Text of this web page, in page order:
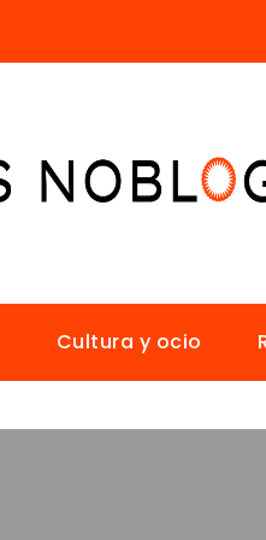
Cultura y ocio